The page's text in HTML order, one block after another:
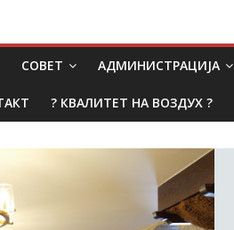
СОВЕТ АДМИНИСТРАЦИЈА
? КВАЛИТЕТ НА ВОЗДУХ ?